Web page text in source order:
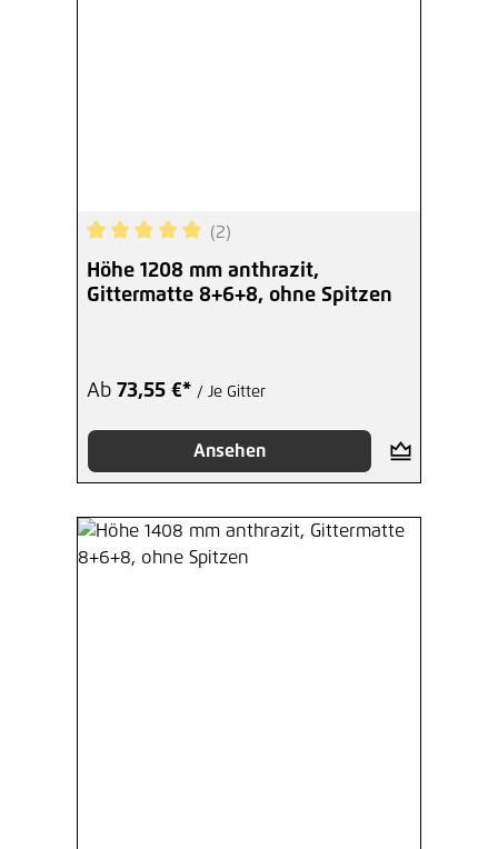
Durchschnittliche Bewertung von 5 von 5
(2)
Höhe 1208 mm anthrazit,
Gittermatte 8+6+8, ohne Spitzen
Ab 73,55 €* / Je Gitter
Ansehen